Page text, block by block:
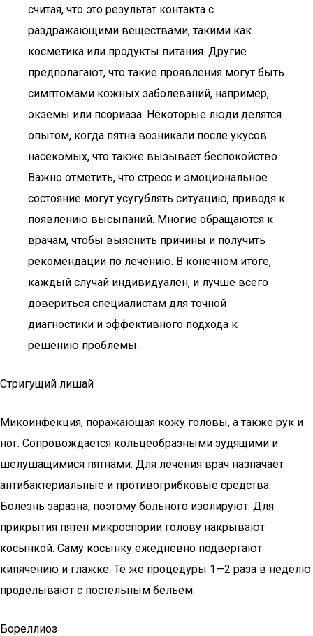
считая, что это результат контакта с
раздражающими веществами, такими как
косметика или продукты питания. Другие
предполагают, что такие проявления могут быть
симптомами кожных заболеваний, например,
экземы или псориаза. Некоторые люди делятся
опытом, когда пятна возникали после укусов
насекомых, что также вызывает беспокойство.
Важно отметить, что стресс и эмоциональное
состояние могут усугублять ситуацию, приводя к
появлению высыпаний. Многие обращаются к
врачам, чтобы выяснить причины и получить
рекомендации по лечению. В конечном итоге,
каждый случай индивидуален, и лучше всего
довериться специалистам для точной
диагностики и эффективного подхода к
решению проблемы.
Стригущий лишай
Микоинфекция, поражающая кожу головы, а также рук и
ног. Сопровождается кольцеобразными зудящими и
шелушащимися пятнами. Для лечения врач назначает
антибактериальные и противогрибковые средства.
Болезнь заразна, поэтому больного изолируют. Для
прикрытия пятен микроспории голову накрывают
косынкой. Саму косынку ежедневно подвергают
кипячению и глажке. Те же процедуры 1—2 раза в неделю
проделывают с постельным бельем.
Бореллиоз